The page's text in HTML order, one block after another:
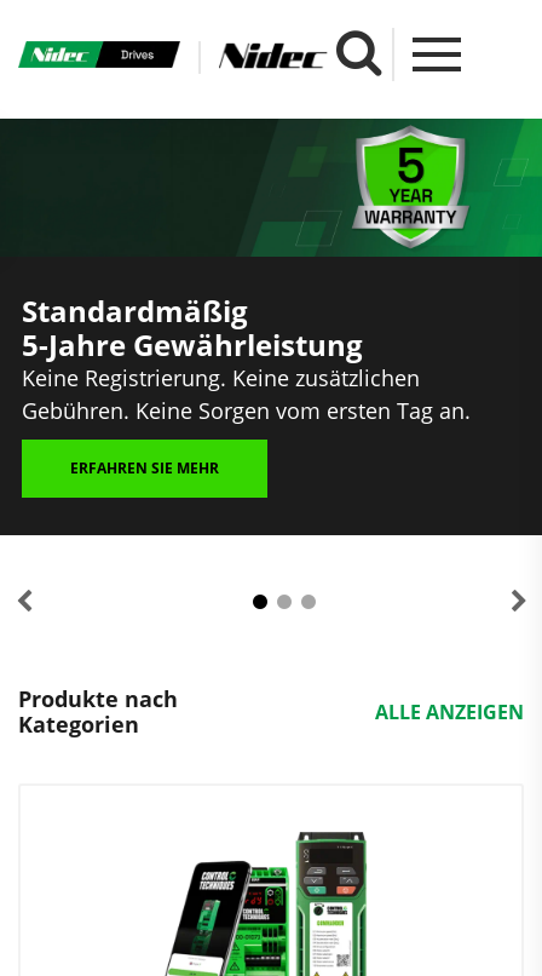
Standardmäßig
5-Jahre Gewährleistung
Keine Registrierung. Keine zusätzlichen
Gebühren. Keine Sorgen vom ersten Tag an.
ERFAHREN SIE MEHR
Produkte nach
Kategorien
ALLE ANZEIGEN